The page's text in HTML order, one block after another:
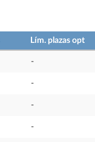
Lím. plazas opt
-
-
-
-